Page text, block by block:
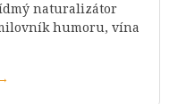
naturalizátor
humoru, vína